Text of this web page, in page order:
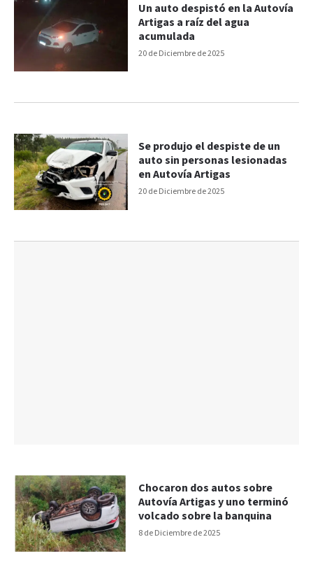
20 de Diciembre de 2025
Un auto despistó en la Autovía
Artigas a raíz del agua
acumulada
20 de Diciembre de 2025
Se produjo el despiste de un
auto sin personas lesionadas
en Autovía Artigas
8 de Diciembre de 2025
Chocaron dos autos sobre
Autovía Artigas y uno terminó
volcado sobre la banquina